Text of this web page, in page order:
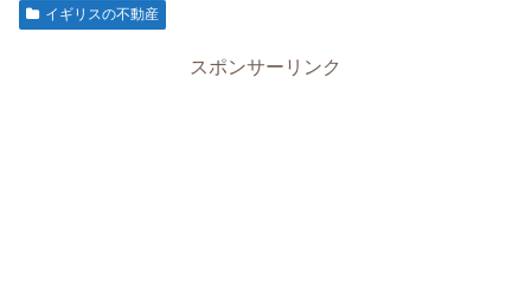
イギリスの不動産
スポンサーリンク